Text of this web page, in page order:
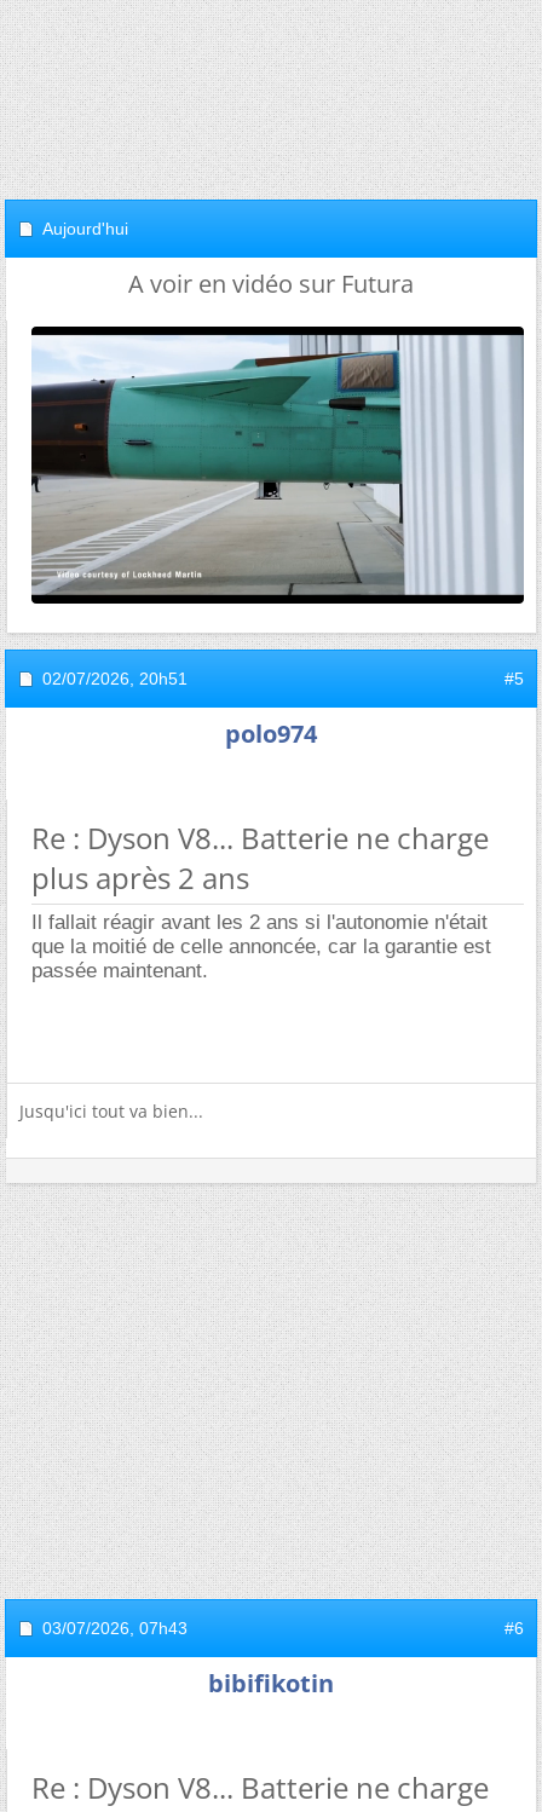
Aujourd'hui
A voir en vidéo sur Futura
02/07/2026, 20h51 #5
polo974
Re : Dyson V8... Batterie ne charge
plus après 2 ans
Il fallait réagir avant les 2 ans si l'autonomie n'était
que la moitié de celle annoncée, car la garantie est
passée maintenant.
Jusqu'ici tout va bien...
03/07/2026, 07h43 #6
bibifikotin
Re : Dyson V8... Batterie ne charge